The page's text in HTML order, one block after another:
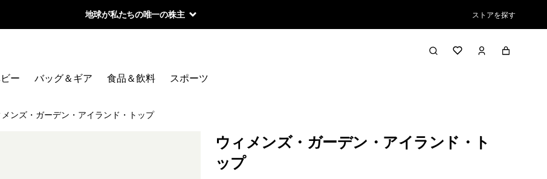
地球が私たちの唯一の株主 ストアを探す
ー バッグ＆ギア 食品＆飲料 スポーツ
メンズ・ガーデン・アイランド・トップ
ウィメンズ・ガーデン・アイランド・ト
ップ